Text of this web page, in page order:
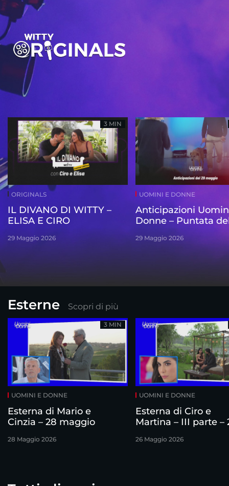
ORIGINALS
IL DIVANO DI WITTY –
ELISA E CIRO
29 Maggio 2026
3 MIN
UOMINI E DONNE
Anticipazioni
Donne – Puntata
29 Maggio 2026
Esterne Scopri di più
UOMINI E DONNE
Esterna di Mario e
Cinzia – 28 maggio
28 Maggio 2026
3 MIN
UOMINI E DONNE
Esterna di Ciro e
Martina – III parte –
26 Maggio 2026